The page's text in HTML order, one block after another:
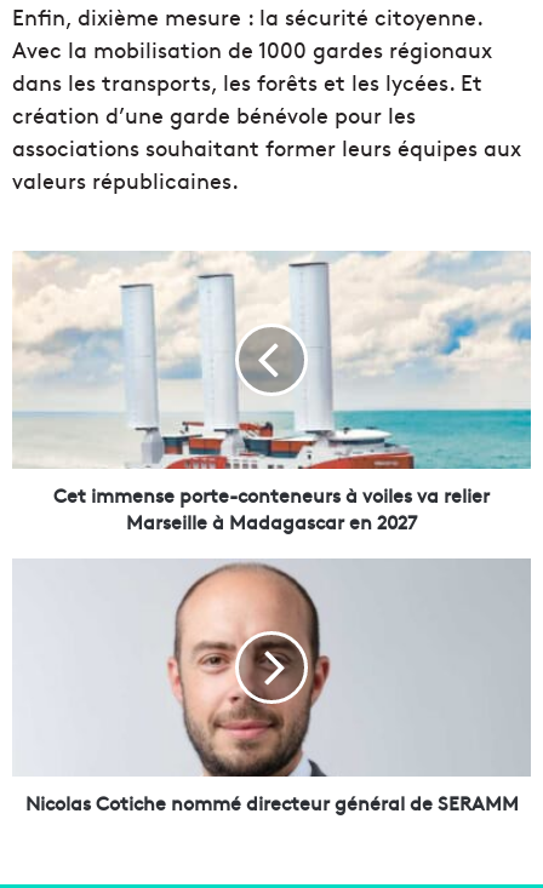
Enfin, dixième mesure : la sécurité citoyenne.
Avec la mobilisation de 1000 gardes régionaux
dans les transports, les forêts et les lycées. Et
création d’une garde bénévole pour les
associations souhaitant former leurs équipes aux
valeurs républicaines.
C
e
i
e
s
e
Cet immense porte-conteneurs à voiles va relier
Marseille à Madagascar en 2027
o
Nicolas Cotiche nommé directeur général de SERAMM